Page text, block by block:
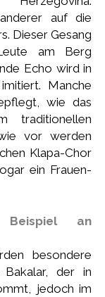
auf die
Dieser Gesang
am Berg
Echo wird in
Manche
wie das
traditionellen
vor werden
Klapa-Chor
ein Frauen-
an
besondere
Bakalar, der in
jedoch im